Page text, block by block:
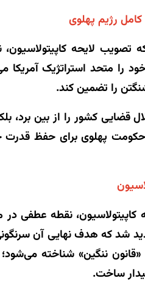
کامل رژیم پهلوی
تصویب لایحه
را متحد استراتژیک آمریکا
را تضمین کند.
قضایی کشور را از بین برد،
حکومت پهلوی برای حفظ
کاپیتولاسیون، نقطه عطفی
شد که هدف نهایی آن
ننگین» شناخته می‌شود؛
ساخت.